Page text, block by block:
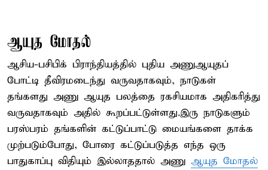
ஆயுத மோதல்
ஆசிய-பசிபிக் பிராந்தியத்தில் புதிய அணுஆயுதப்
போட்டி தீவிரமடைந்து வருவதாகவும், நாடுகள்
தங்களது அணு ஆயுத பலத்தை ரகசியமாக அதிகரித்து
வருவதாகவும் அதில் கூறப்பட்டுள்ளது.இரு நாடுகளும்
பரஸ்பரம் தங்களின் கட்டுப்பாட்டு மையங்களை தாக்க
முற்படும்போது, போரை கட்டுப்படுத்த எந்த ஒரு
பாதுகாப்பு விதியும் இல்லாததால் அணு ஆயுத மோதல்